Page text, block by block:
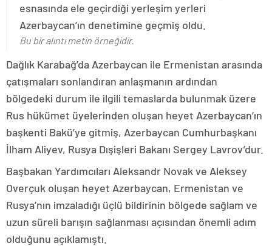
esnasında ele geçirdiği yerleşim yerleri
Azerbaycan’ın denetimine geçmiş oldu.
Bu bir alıntı metin örneğidir.
Dağlık Karabağ’da Azerbaycan ile Ermenistan arasında
çatışmaları sonlandıran anlaşmanın ardından
bölgedeki durum ile ilgili temaslarda bulunmak üzere
Rus hükümet üyelerinden oluşan heyet Azerbaycan’ın
başkenti Bakü’ye gitmiş, Azerbaycan Cumhurbaşkanı
İlham Aliyev, Rusya Dışişleri Bakanı Sergey Lavrov’dur.
Başbakan Yardımcıları Aleksandr Novak ve Aleksey
Overçuk oluşan heyet Azerbaycan, Ermenistan ve
Rusya’nın imzaladığı üçlü bildirinin bölgede sağlam ve
uzun süreli barışın sağlanması açısından önemli adım
olduğunu açıklamıştı.